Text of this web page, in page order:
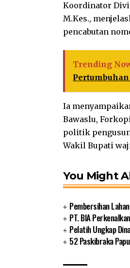
Koordinator
M.Kes.,
pencabutan
Trending
Pertumbuhan
Ia
Bawaslu,
politik
Wakil Bupati
You Might
Pembersihan
PT. BIA
Pelatih Ungkap
52 Paskibraka